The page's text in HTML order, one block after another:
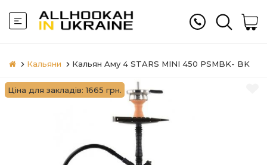
Кальяни Кальян Aму 4 STARS MINI 450 PSMBK- BK
Ціна для закладів: 1665 грн.